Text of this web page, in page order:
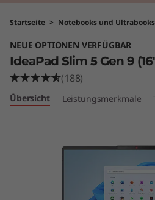
a
d
S
Startseite > Notebooks und Ultrabooks
NEUE OPTIONEN VERFÜGBAR
IdeaPad Slim 5 Gen 9
(188)
Übersicht Leistungsmerkmale